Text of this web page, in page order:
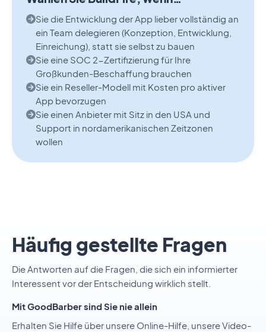
Sie die Entwicklung der App lieber vollständig an
ein Team delegieren (Konzeption, Entwicklung,
Einreichung), statt sie selbst zu bauen
Sie eine SOC 2-Zertifizierung für Ihre
Großkunden-Beschaffung brauchen
Sie ein Reseller-Modell mit Kosten pro aktiver
App bevorzugen
Sie einen Anbieter mit Sitz in den USA und
Support in nordamerikanischen Zeitzonen
wollen
Häufig gestellte Fragen
Die Antworten auf die Fragen, die sich ein informierter
Interessent vor der Entscheidung wirklich stellt.
Mit GoodBarber sind Sie nie allein
Erhalten Sie Hilfe über unsere Online-Hilfe, unsere Video-